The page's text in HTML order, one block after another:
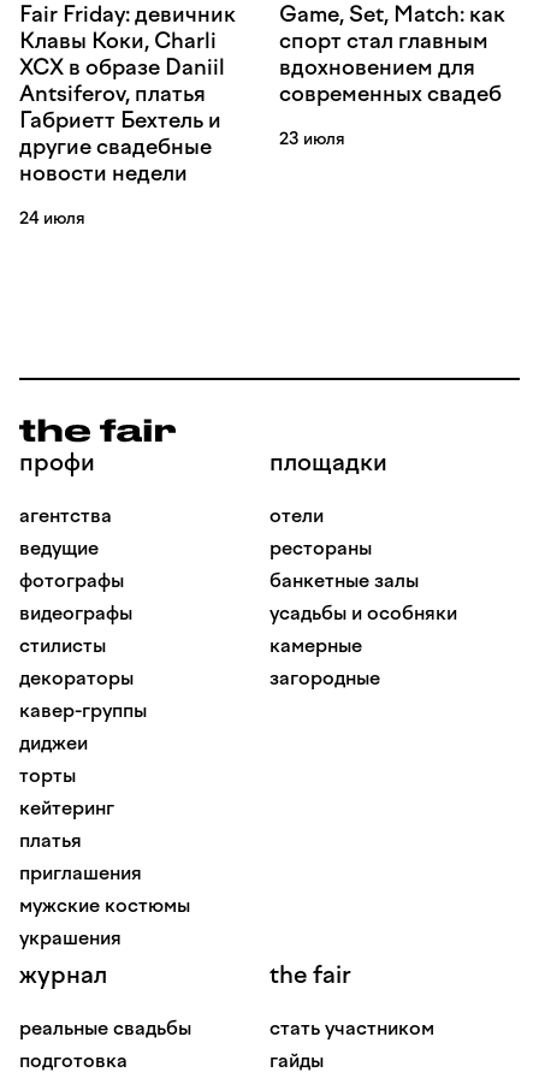
Fair Friday: девичник
Клавы Коки, Charli
XCX в образе Daniil
Antsiferov, платья
Габриетт Бехтель и
другие свадебные
новости недели
24 июля
Game, Set, Match: как
спорт стал главным
вдохновением для
современных свадеб
23 июля
профи
агентства
ведущие
фотографы
видеографы
стилисты
декораторы
кавер-группы
диджеи
торты
кейтеринг
платья
приглашения
мужские костюмы
украшения
площадки
отели
рестораны
банкетные залы
усадьбы и особняки
камерные
загородные
журнал
реальные свадьбы
подготовка
the fair
стать участником
гайды